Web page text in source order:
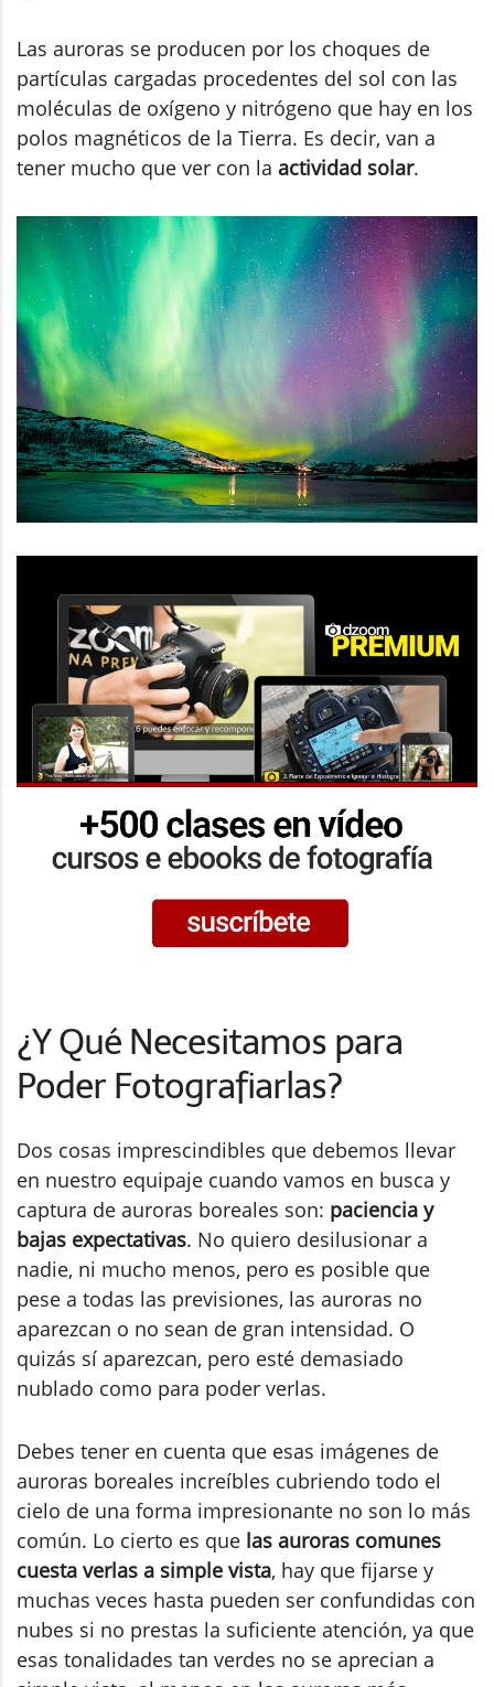
Las auroras se producen por los choques de
partículas cargadas procedentes del sol con las
moléculas de oxígeno y nitrógeno que hay en los
polos magnéticos de la Tierra. Es decir, van a
tener mucho que ver con la actividad solar.
¿Y Qué Necesitamos para
Poder Fotografiarlas?
Dos cosas imprescindibles que debemos llevar
en nuestro equipaje cuando vamos en busca y
captura de auroras boreales son: paciencia y
bajas expectativas. No quiero desilusionar a
nadie, ni mucho menos, pero es posible que
pese a todas las previsiones, las auroras no
aparezcan o no sean de gran intensidad. O
quizás sí aparezcan, pero esté demasiado
nublado como para poder verlas.
Debes tener en cuenta que esas imágenes de
auroras boreales increíbles cubriendo todo el
cielo de una forma impresionante no son lo más
común. Lo cierto es que las auroras comunes
cuesta verlas a simple vista, hay que fijarse y
muchas veces hasta pueden ser confundidas con
nubes si no prestas la suficiente atención, ya que
esas tonalidades tan verdes no se aprecian a